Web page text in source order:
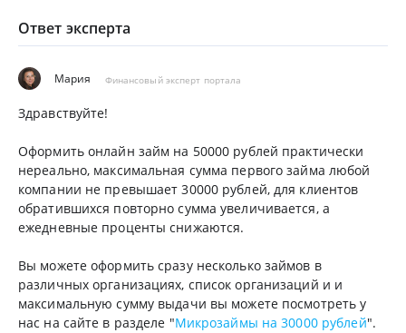
Ответ эксперта
Мария Финансовый эксперт портала
Здравствуйте!
Оформить онлайн займ на 50000 рублей практически
нереально, максимальная сумма первого займа любой
компании не превышает 30000 рублей, для клиентов
обратившихся повторно сумма увеличивается, а
ежедневные проценты снижаются.
Вы можете оформить сразу несколько займов в
различных организациях, список организаций и и
максимальную сумму выдачи вы можете посмотреть у
нас на сайте в разделе "Микрозаймы на 30000 рублей".